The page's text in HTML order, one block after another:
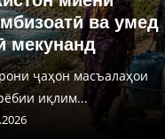
ва умед
мекунанд
ҷаҳон масъалаҳои
иқлим...